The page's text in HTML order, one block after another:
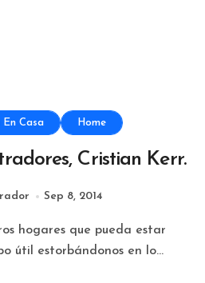
En Casa Home
Cristian Kerr.
Sep 8, 2014
útil estorbándonos en lo...